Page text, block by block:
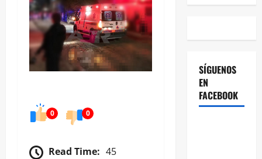
0 0
Read Time: 45
SÍGUENOS
EN
FACEBOOK